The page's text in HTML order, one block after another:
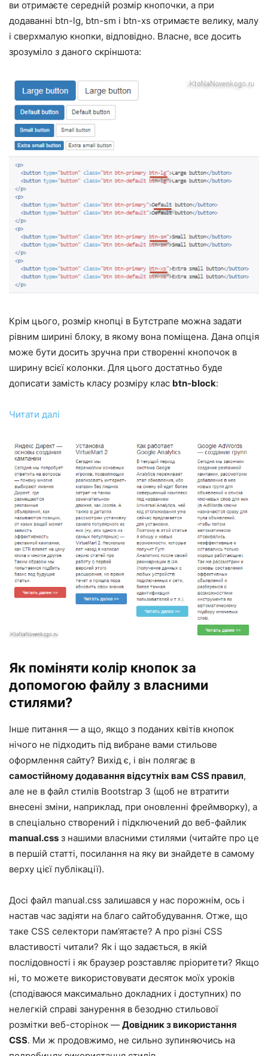
ви отримаєте середній розмір кнопочки, а при
додаванні btn-lg, btn-sm і btn-xs отримаєте велику, малу
і сверхмалую кнопки, відповідно. Власне, все досить
зрозуміло з даного скріншота:
Крім цього, розмір кнопці в Бутстрапе можна задати
рівним ширині блоку, в якому вона поміщена. Дана опція
може бути досить зручна при створенні кнопочок в
ширину всієї колонки. Для цього достатньо буде
дописати замість класу розміру клас btn-block:
Читати далі
Як поміняти колір кнопок за
допомогою файлу з власними
стилями?
Інше питання — а що, якщо з поданих квітів кнопок
нічого не підходить під вибране вами стильове
оформлення сайту? Вихід є, і він полягає в
самостійному додавання відсутніх вам CSS правил,
але не в файл стилів Bootstrap 3 (щоб не втратити
внесені зміни, наприклад, при оновленні фреймворку), а
в спеціально створений і підключений до веб-файлик
manual.css з нашими власними стилями (читайте про це
в першій статті, посилання на яку ви знайдете в самому
верху цієї публікації).
Досі файл manual.css залишався у нас порожнім, ось і
настав час задіяти на благо сайтобудування. Отже, що
таке CSS селектори пам’ятаєте? А про різні CSS
властивості читали? Як і що задається, в якій
послідовності і як браузер розставляє пріоритети? Якщо
ні, то можете використовувати десяток моїх уроків
(сподіваюся максимально докладних і доступних) по
нелегкій справі занурення в безодню стильової
розмітки веб-сторінок — Довідник з використання
CSS. Ми ж продовжимо, не сильно зупиняючись на